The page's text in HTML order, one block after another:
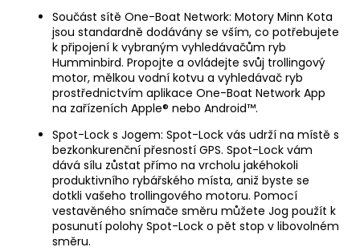
Součást sítě One-Boat Network: Motory Minn Kota
jsou standardně dodávány se vším, co potřebujete
k připojení k vybraným vyhledávačům ryb
Humminbird. Propojte a ovládejte svůj trollingový
motor, mělkou vodní kotvu a vyhledávač ryb
prostřednictvím aplikace One-Boat Network App
na zařízeních Apple® nebo Android™.
Spot-Lock s Jogem: Spot-Lock vás udrží na místě s
bezkonkurenční přesností GPS. Spot-Lock vám
dává sílu zůstat přímo na vrcholu jakéhokoli
produktivního rybářského místa, aniž byste se
dotkli vašeho trollingového motoru. Pomocí
vestavěného snímače směru můžete Jog použít k
posunutí polohy Spot-Lock o pět stop v libovolném
směru.